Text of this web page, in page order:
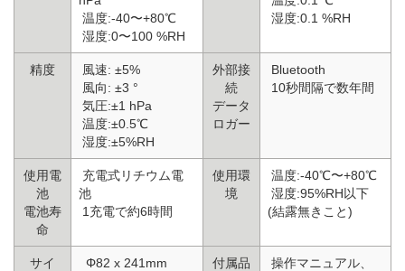
温度:-40〜+80℃
湿度:0〜100 %RH
湿度:0.1 %RH
精度
風速: ±5%
風向: ±3 °
気圧:±1 hPa
温度:±0.5℃
湿度:±5%RH
外部接
続
データ
ロガー
Bluetooth
10秒間隔で数年間
使用電
池
電池寿
命
充電式リチウム電
池
1充電で約6時間
使用環
境
温度:-40℃〜+80℃
湿度:95%RH以下
(結露無きこと)
サイ
Φ82 x 241mm
付属品
操作マニュアル、